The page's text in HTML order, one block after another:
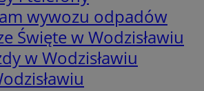
wywozu odpadów
Święte w Wodzisławiu
w Wodzisławiu